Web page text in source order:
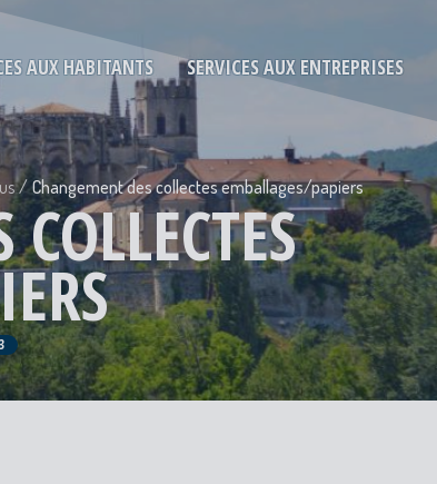
AUX HABITANTS SERVICES AUX ENTREPRISES
Changement des collectes emballages/papiers